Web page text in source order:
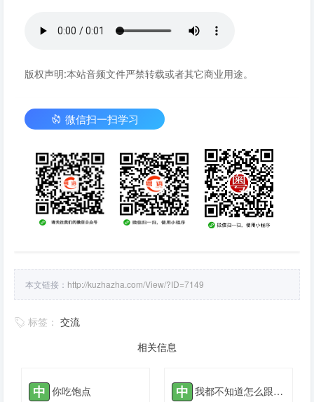
版权声明:本站音频文件严禁转载或者其它商业用途。
微信扫一扫学习
本文链接： http://kuzhazha.com/View/?ID=7149
标签： 交流
相关信息
中 你吃饱点 中 我都不知道怎么跟你说